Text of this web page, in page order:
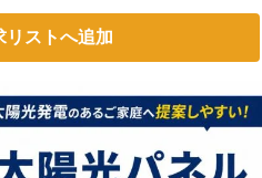
ません。 More Beautiful Lifeで...
リストへ追加